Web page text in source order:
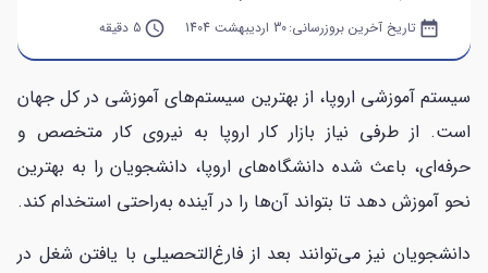
date_range تاریخ آخرین بروزرسانی:30 اردیبهشت 1404 query_builder 5 دقیقه
سیستم آموزشی اروپا، از بهترین سیستم‌های آموزشی در کل جهان
است. از طرفی نیاز بازار کار اروپا به نیروی کار متخصص و
حرفه‌ای، باعث شده دانشگاه‌های اروپا، دانشجویان را به بهترین
نحو آموزش دهد تا بتواند آن‌ها را در آینده به‌راحتی استخدام کند.
دانشجویان نیز می‌توانند بعد از فارغ‌التحصیلی با یافتن شغل در